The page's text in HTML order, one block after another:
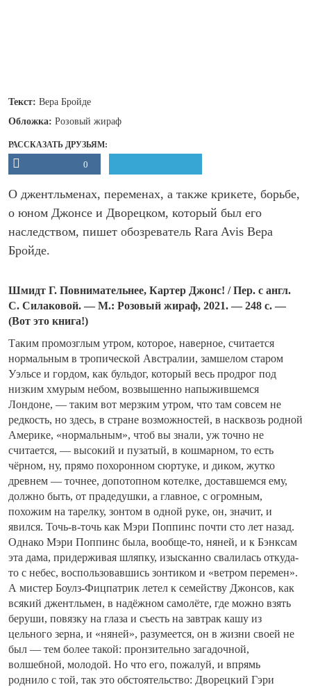
Текст: Вера Бройде
Обложка: Розовый жираф
РАССКАЗАТЬ ДРУЗЬЯМ:
0
О джентльменах, переменах, а также крикете, борьбе,
о юном Джонсе и Дворецком, который был его
наследством, пишет обозреватель Rara Avis Вера
Бройде.
Шмидт Г. Повнимательнее, Картер Джонс! / Пер. с англ.
С. Силаковой. — М.: Розовый жираф, 2021. — 248 с. —
(Вот это книга!)
Таким промозглым утром, которое, наверное, считается
нормальным в тропической Австралии, замшелом старом
Уэльсе и гордом, как бульдог, который весь продрог под
низким хмурым небом, возвышенно напыжившемся
Лондоне, — таким вот мерзким утром, что там совсем не
редкость, но здесь, в стране возможностей, в насквозь родной
Америке, «нормальным», чтоб вы знали, уж точно не
считается, — высокий и пузатый, в кошмарном, то есть
чёрном, ну, прямо похоронном сюртуке, и диком, жутко
древнем — точнее, допотопном котелке, доставшемся ему,
должно быть, от прадедушки, а главное, с огромным,
похожим на тарелку, зонтом в одной руке, он, значит, и
явился. Точь-в-точь как Мэри Поппинс почти сто лет назад.
Однако Мэри Поппинс была, вообще-то, няней, и к Бэнксам
эта дама, придерживая шляпку, изысканно свалилась откуда-
то с небес, воспользовавшись зонтиком и «ветром перемен».
А мистер Боулз-Фицпатрик летел к семейству Джонсов, как
всякий джентльмен, в надёжном самолёте, где можно взять
беруши, повязку на глаза и съесть на завтрак кашу из
цельного зерна, и «няней», разумеется, он в жизни своей не
был — тем более такой: пронзительно загадочной,
волшебной, молодой. Но что его, пожалуй, и впрямь
роднило с той, так это обстоятельство: Дворецкий Гэри